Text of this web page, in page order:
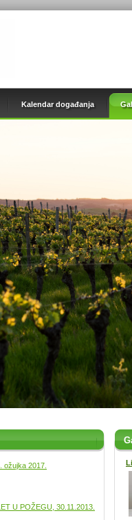
Kalendar događanja
ožujka 2017.
U POŽEGU, 30.11.2013.